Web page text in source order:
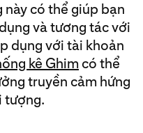
này có thể giúp bạn
và tương tác với
dụng với tài khoản
kê Ghim có thể
truyền cảm hứng
tượng.